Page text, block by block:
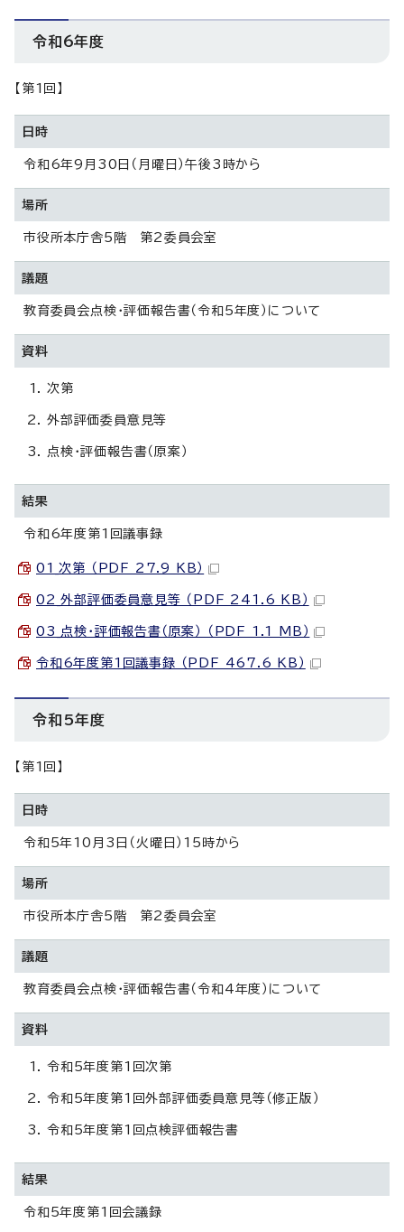
令和6年度
【第1回】
日時
令和6年9月30日（月曜日）午後3時から
場所
市役所本庁舎5階 第2委員会室
議題
教育委員会点検・評価報告書（令和5年度）について
資料
次第
外部評価委員意見等
点検・評価報告書（原案）
結果
令和6年度第1回議事録
01_次第 （PDF 27.9 KB）
02_外部評価委員意見等 （PDF 241.6 KB）
03_点検・評価報告書（原案） （PDF 1.1 MB）
令和6年度第1回議事録 （PDF 467.6 KB）
令和5年度
【第1回】
日時
令和5年10月3日（火曜日）15時から
場所
市役所本庁舎5階 第2委員会室
議題
教育委員会点検・評価報告書（令和4年度）について
資料
令和5年度第1回次第
令和5年度第1回外部評価委員意見等（修正版）
令和5年度第1回点検評価報告書
結果
令和5年度第1回会議録